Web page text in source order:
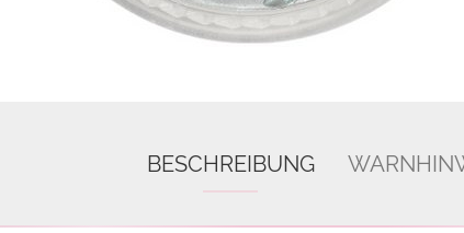
BESCHREIBUNG